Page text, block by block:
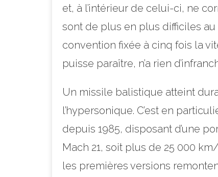
et, à l’intérieur de celui-ci, ne
sont de plus en plus difficiles au
convention fixée à cinq fois la
puisse paraître, n’a rien
Un missile balistique atteint
l’hypersonique. C’est en
depuis 1985, disposant d’une
Mach 21, soit plus de 25 000
les premières versions